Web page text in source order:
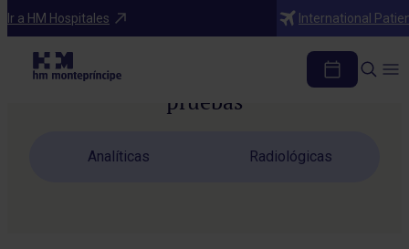
Ir a HM Hospitales International
Descarga los resultados de tus
pruebas
Analíticas Radiológicas